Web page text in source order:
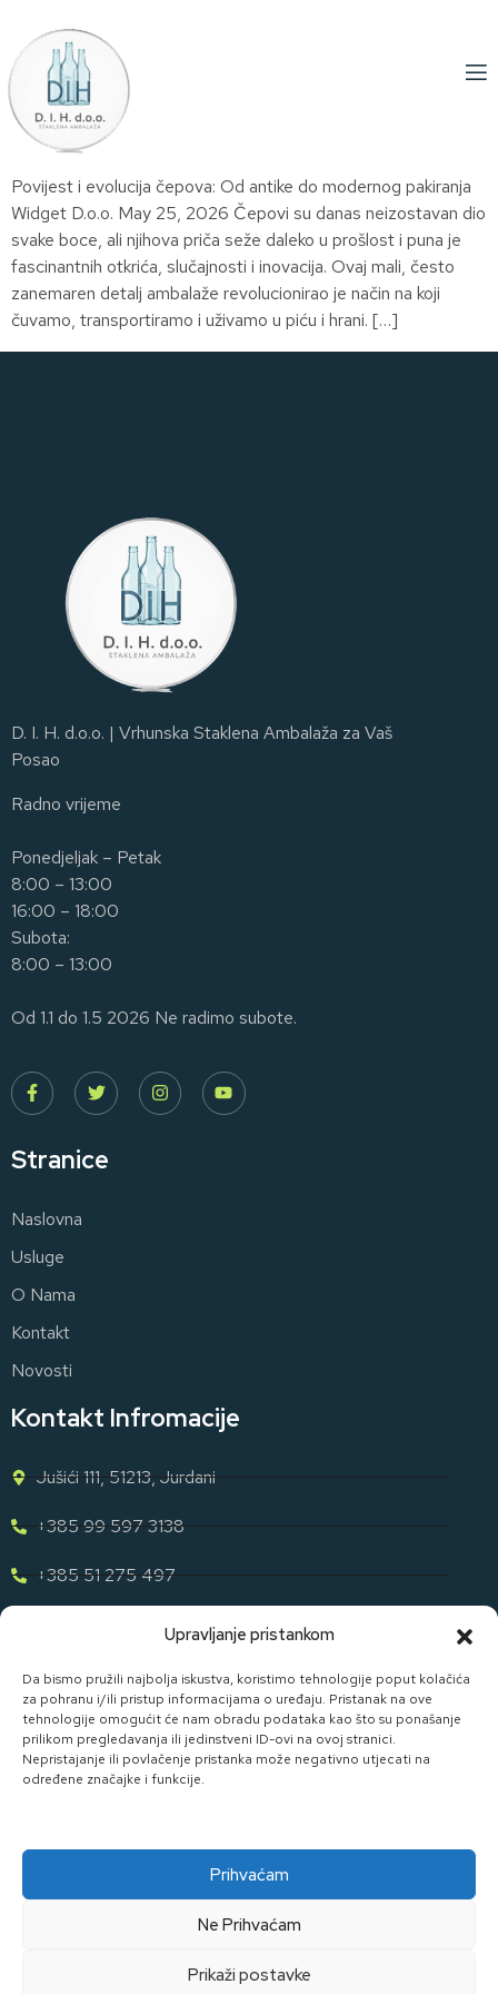
Upravljanje pristankom
Da bismo pružili najbolja iskustva, koristimo tehnologije poput kolačića
za pohranu i/ili pristup informacijama o uređaju. Pristanak na ove
tehnologije omogućit će nam obradu podataka kao što su ponašanje
prilikom pregledavanja ili jedinstveni ID-ovi na ovoj stranici.
Nepristajanje ili povlačenje pristanka može negativno utjecati na
određene značajke i funkcije.
Prihvaćam
Ne Prihvaćam
Prikaži postavke
Povijest i evolucija čepova: Od antike do modernog pakiranja
Widget D.o.o. May 25, 2026 Čepovi su danas neizostavan dio
svake boce, ali njihova priča seže daleko u prošlost i puna je
fascinantnih otkrića, slučajnosti i inovacija. Ovaj mali, često
zanemaren detalj ambalaže revolucionirao je način na koji
čuvamo, transportiramo i uživamo u piću i hrani. […]
D. I. H. d.o.o. | Vrhunska Staklena Ambalaža za Vaš
Posao
Radno vrijeme
Ponedjeljak – Petak
8:00 – 13:00
16:00 – 18:00
Subota:
8:00 – 13:00
Od 1.1 do 1.5 2026 Ne radimo subote.
Stranice
Naslovna
Usluge
O Nama
Kontakt
Novosti
Kontakt Infromacije
Jušići 111, 51213, Jurdani
+385 99 597 3138
+385 51 275 497
eugen.dih@gmail.com
Naša Ponuda
Otkrijte cijelu našu ponudu u svijetu staklene ambalaže uz D. I.
H.